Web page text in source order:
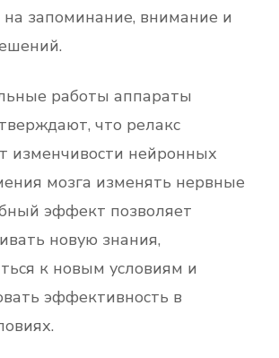
на запоминание, внимание и
работы аппараты
что релакс
изменчивости нейронных
мозга изменять нервные
эффект позволяет
новую знания,
к новым условиям и
эффективность в